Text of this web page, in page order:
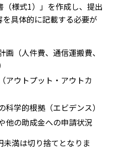
（様式1）」を作成し、提出
を具体的に記載する必要が
画（人件費、通信運搬費、
アウトプット・アウトカ
科学的根拠（エビデンス）
他の助成金への申請状況
満は切り捨てとなりま